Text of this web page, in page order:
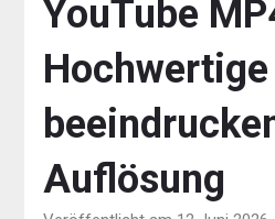
YouTube
Auflösung